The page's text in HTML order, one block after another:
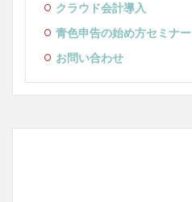
クラウド会計導入
青色申告の始め方セミナー
お問い合わせ